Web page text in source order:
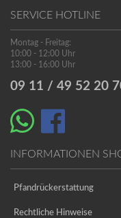
SERVICE HOTLINE
Montag - Freitag:
10:00 - 12:00 Uhr
13:00 - 16:00 Uhr
09 11 / 49 52 20
INFORMATIONEN
Pfandrückerstattung
Rechtliche Hinweise